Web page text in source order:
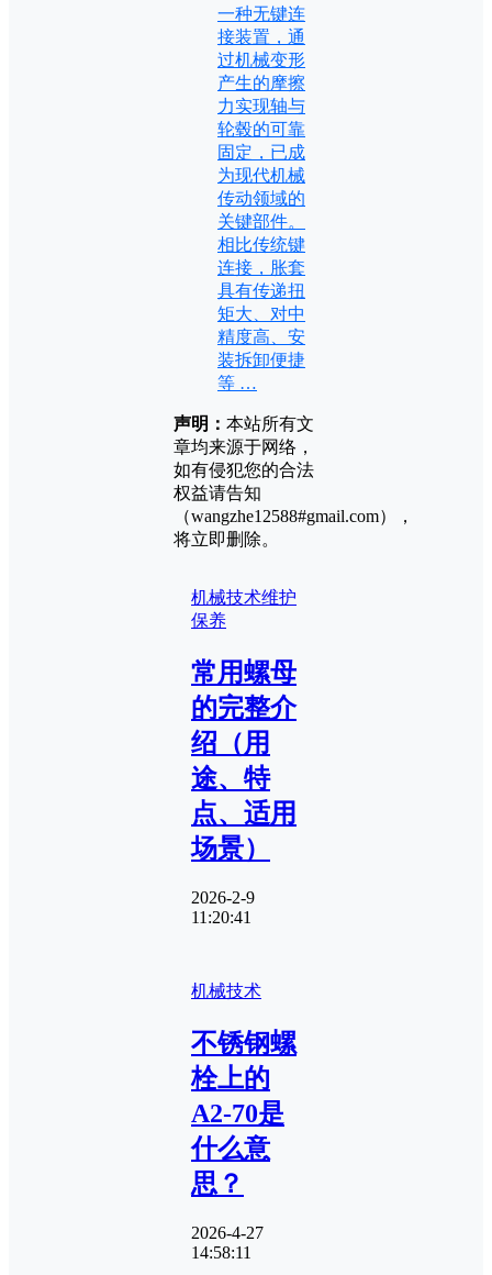
一种无键连
接装置，通
过机械变形
产生的摩擦
力实现轴与
轮毂的可靠
固定，已成
为现代机械
传动领域的
关键部件。
相比传统键
连接，胀套
具有传递扭
矩大、对中
精度高、安
装拆卸便捷
等 …
声明： 本站所有文
章均来源于网络，
如有侵犯您的合法
权益请告知
（wangzhe12588#gmail.com），
将立即删除。
机械技术维护
保养
常用螺母
的完整介
绍（用
途、特
点、适用
场景）
2026-2-9
11:20:41
机械技术
不锈钢螺
栓上的
A2-70是
什么意
思？
2026-4-27
14:58:11